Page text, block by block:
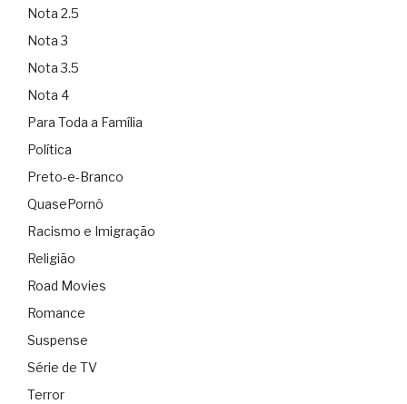
Nota 2.5
Nota 3
Nota 3.5
Nota 4
Para Toda a Família
Política
Preto-e-Branco
QuasePornô
Racismo e Imigração
Religião
Road Movies
Romance
Suspense
Série de TV
Terror